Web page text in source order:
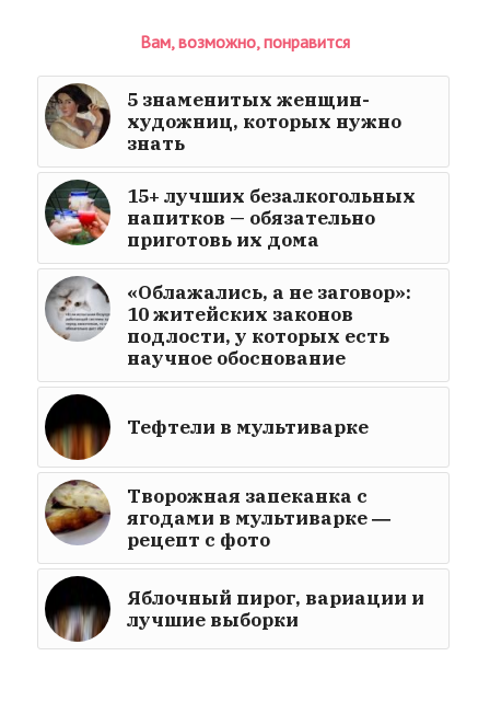
Вам, возможно, понравится
5 знаменитых женщин-
художниц, которых нужно
знать
15+ лучших безалкогольных
напитков — обязательно
приготовь их дома
«Облажались, а не заговор»:
10 житейских законов
подлости, у которых есть
научное обоснование
Тефтели в мультиварке
Творожная запеканка с
ягодами в мультиварке ―
рецепт с фото
Яблочный пирог, вариации и
лучшие выборки